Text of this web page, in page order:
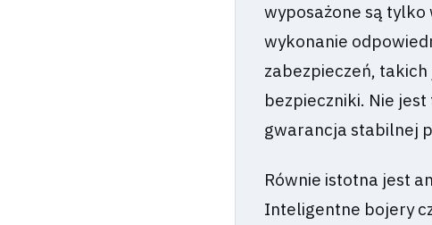
wyposażone są tylko
wykonanie
zabezpieczeń,
bezpieczniki. Nie
gwarancja stabilnej
Równie istotna jest
Inteligentne bojery